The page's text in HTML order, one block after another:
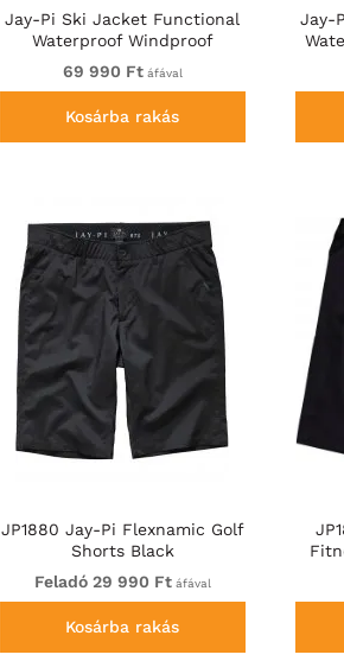
Jay-Pi Ski Jacket Functional
Waterproof Windproof
Breathable Black
69 990 Ftáfával
Kosárba rakás
Jay-
JP1880 Jay-Pi Flexnamic Golf
Shorts Black
Feladó 29 990 Ftáfával
Kosárba rakás